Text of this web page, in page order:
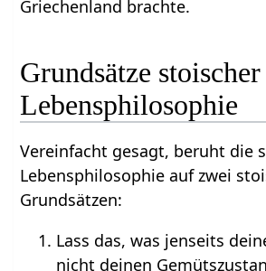
Griechenland brachte.
Grundsätze stoischer
Lebensphilosophie
Vereinfacht gesagt, beruht die
Lebensphilosophie auf zwei
Grundsätzen:
Lass das, was jenseits
nicht deinen